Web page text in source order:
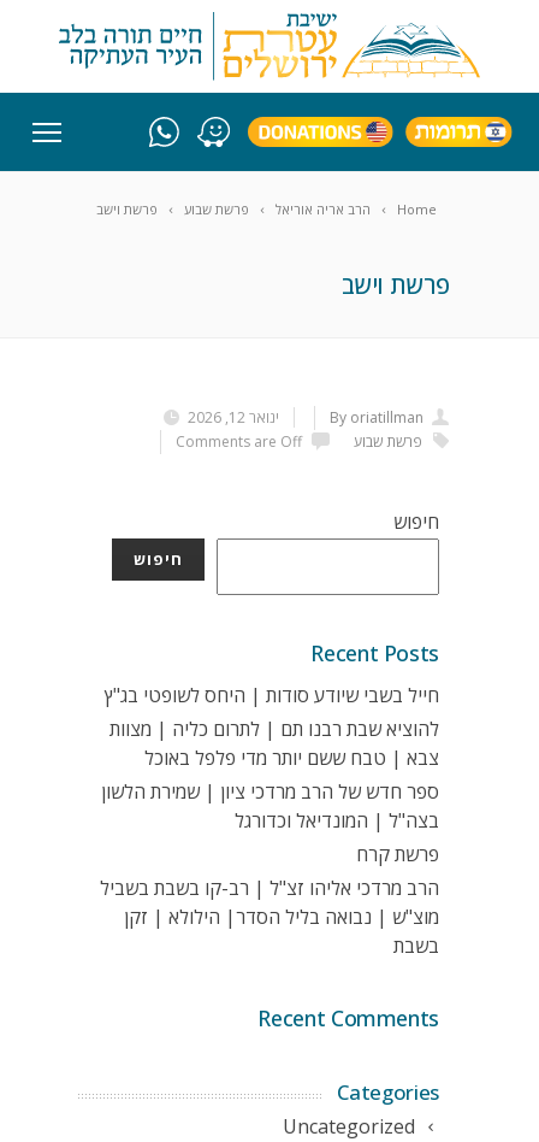
Home הרב אריה אוריאל פרשת שבוע פרשת וישב
פרשת וישב
ינואר 12, 2026
By oriatillman
Comments are Off
פרשת שבוע
חיפוש
חיפוש
Recent Posts
חייל בשבי שיודע סודות | היחס לשופטי בג"ץ
להוציא שבת רבנו תם | לתרום כליה | מצוות
צבא | טבח ששם יותר מדי פלפל באוכל
ספר חדש של הרב מרדכי ציון | שמירת הלשון
בצה"ל | המונדיאל וכדורגל
פרשת קרח
הרב מרדכי אליהו זצ"ל | רב-קו בשבת בשביל
מוצ"ש | נבואה בליל הסדר| הילולא | זקן
בשבת
Recent Comments
Categories
Uncategorized